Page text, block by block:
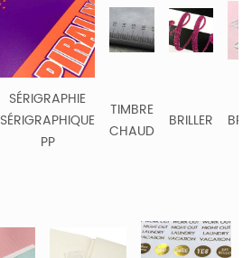
SÉRIGRAPHIE
SÉRIGRAPHIQUE
PP
TIMBRE
CHAUD
BRILLER